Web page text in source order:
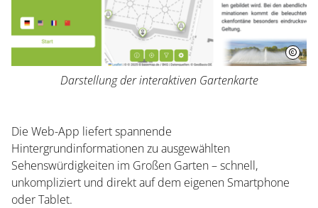
Veranstaltungen
Darstellung der interaktiven Gartenkarte
Die Web-App liefert spannende
Hintergrundinformationen zu ausgewählten
Sehenswürdigkeiten im Großen Garten – schnell,
unkompliziert und direkt auf dem eigenen Smartphone
oder Tablet.